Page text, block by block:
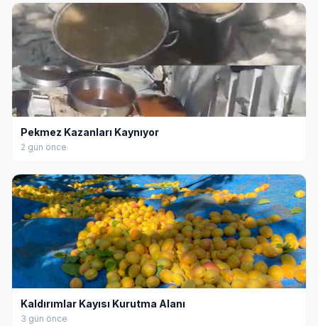
Pekmez Kazanları Kaynıyor
2 gün önce
Kaldırımlar Kayısı Kurutma Alanı
3 gün önce